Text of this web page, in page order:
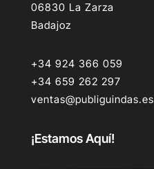
06830 La Zarza
Badajoz
+34 924 366 059
+34 659 262 297
ventas@publiguindas.es
¡Estamos Aquí!